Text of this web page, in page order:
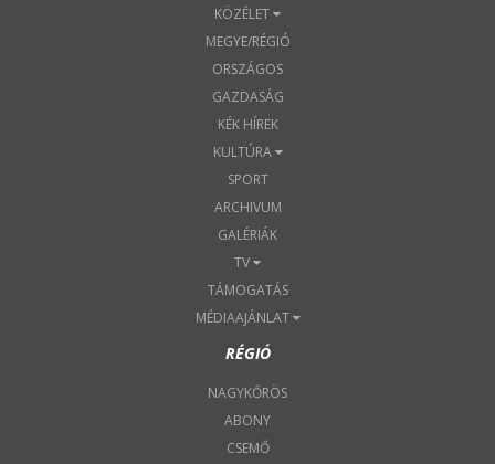
KÖZÉLET
MEGYE/RÉGIÓ
ORSZÁGOS
GAZDASÁG
KÉK HÍREK
KULTÚRA
SPORT
ARCHIVUM
GALÉRIÁK
TV
TÁMOGATÁS
MÉDIAAJÁNLAT
RÉGIÓ
NAGYKŐRÖS
ABONY
CSEMŐ